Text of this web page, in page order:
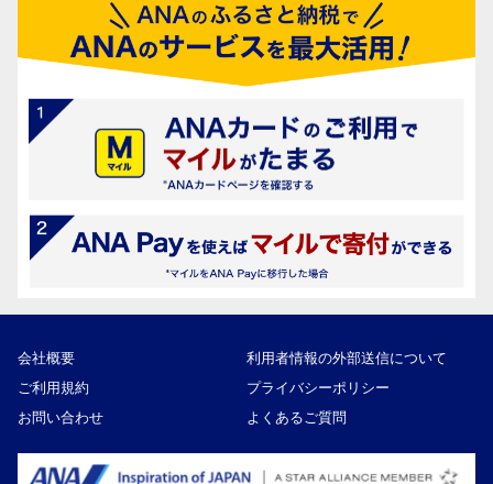
会社概要
利用者情報の外部送信について
ご利用規約
プライバシーポリシー
お問い合わせ
よくあるご質問